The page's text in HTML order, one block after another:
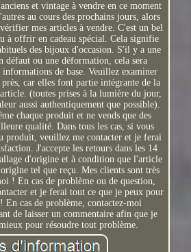
et vintage à vendre en ce moment
au cours des prochains jours, alors
mes articles à vendre. C'est un bel
à offrir en cadeau spécial. Cela signifie
des bijoux d'occasion. S'il y a une
défaut ou une déformation, cela sera
informations de base. Veuillez examiner
près, car elles font partie intégrante de la
(toutes prises à la lumière du jour,
aussi authentiquement que possible).
chaque produit et ne vends que des
qualité. Dans tous les cas, si vous
produit, veuillez me contacter et je ferai
J'accepte les retours dans les 14
d'origine et à condition que l'article
tel que reçu. Mes clients sont très
! En cas de problème ou de question,
et je ferai tout ce que je peux pour
En cas de problème, contactez-moi
de laisser un commentaire afin que je
pour résoudre tout problème.